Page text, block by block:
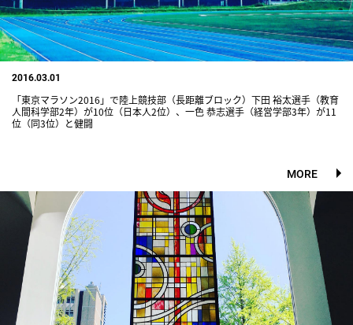
2016.03.01
「東京マラソン2016」で陸上競技部（長距離ブロック）下田 裕太選手（教育
人間科学部2年）が10位（日本人2位）、一色 恭志選手（経営学部3年）が11
位（同3位）と健闘
MORE